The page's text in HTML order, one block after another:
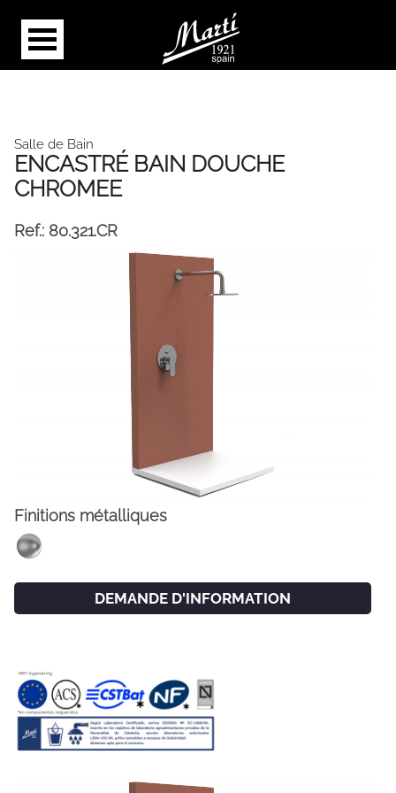
CAT ESP ENG
Salle de Bain
ENCASTRÉ BAIN DOUCHE
CHROMEE
Ref.: 80.321.CR
Finitions métalliques
DEMANDE D'INFORMATION